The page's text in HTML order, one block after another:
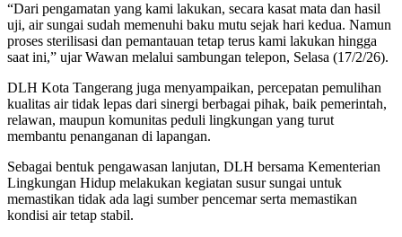
“Dari pengamatan yang kami lakukan, secara kasat mata dan hasil
uji, air sungai sudah memenuhi baku mutu sejak hari kedua. Namun
proses sterilisasi dan pemantauan tetap terus kami lakukan hingga
saat ini,” ujar Wawan melalui sambungan telepon, Selasa (17/2/26).
DLH Kota Tangerang juga menyampaikan, percepatan pemulihan
kualitas air tidak lepas dari sinergi berbagai pihak, baik pemerintah,
relawan, maupun komunitas peduli lingkungan yang turut
membantu penanganan di lapangan.
Sebagai bentuk pengawasan lanjutan, DLH bersama Kementerian
Lingkungan Hidup melakukan kegiatan susur sungai untuk
memastikan tidak ada lagi sumber pencemar serta memastikan
kondisi air tetap stabil.